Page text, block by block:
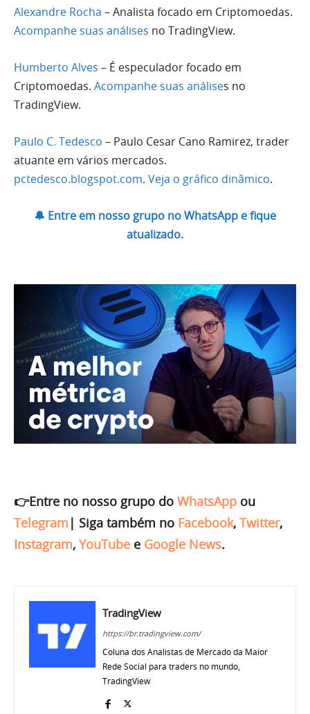
Alexandre Rocha – Analista focado em Criptomoedas.
Acompanhe suas análises no TradingView.
Humberto Alves – É especulador focado em
Criptomoedas. Acompanhe suas análises no
TradingView.
Paulo C. Tedesco – Paulo Cesar Cano Ramirez, trader
atuante em vários mercados.
pctedesco.blogspot.com. Veja o gráfico dinâmico.
🔔 Entre em nosso grupo no WhatsApp e fique
atualizado.
👉Entre no nosso grupo do WhatsApp ou
Telegram | Siga também no Facebook, Twitter,
Instagram, YouTube e Google News.
TradingView
https://br.tradingview.com/
Coluna dos Analistas de Mercado da Maior
Rede Social para traders no mundo,
TradingView